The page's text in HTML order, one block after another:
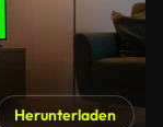
Herunterladen